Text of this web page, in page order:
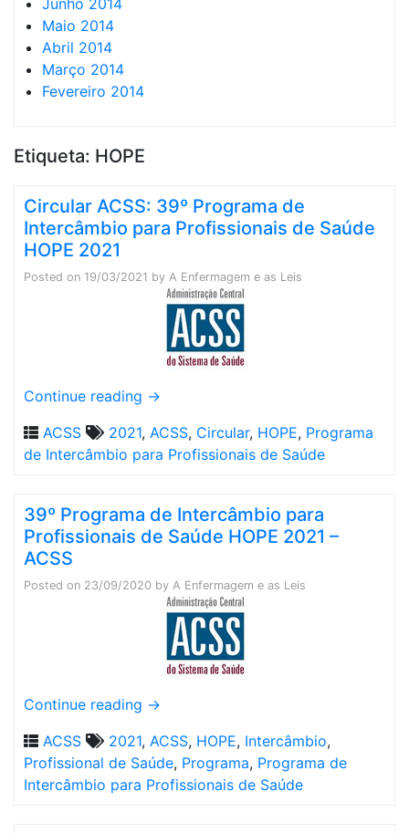
Junho 2014
Maio 2014
Abril 2014
Março 2014
Fevereiro 2014
Etiqueta: HOPE
Circular ACSS: 39º Programa de
Intercâmbio para Profissionais de Saúde
HOPE 2021
Posted on 19/03/2021 by A Enfermagem e as Leis
Continue reading →
ACSS
2021, ACSS, Circular, HOPE, Programa
de Intercâmbio para Profissionais de Saúde
39º Programa de Intercâmbio para
Profissionais de Saúde HOPE 2021 –
ACSS
Posted on 23/09/2020 by A Enfermagem e as Leis
Continue reading →
ACSS
2021, ACSS, HOPE, Intercâmbio,
Profissional de Saúde, Programa, Programa de
Intercâmbio para Profissionais de Saúde